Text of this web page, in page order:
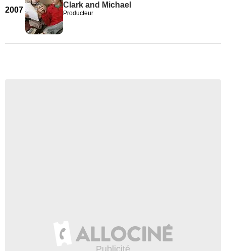
2007
Clark and Michael
Producteur